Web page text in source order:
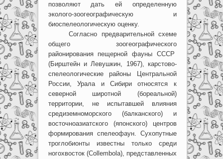
позволяют дать ей определенную
эколого-зоогеографическую и
биоспелеологическую оценку.
Согласно предварительной схеме
общего зоогеографического
районирования пещерной фауны СССР
(Бирштейн и Левушкин, 1967), карстово-
спелеологические районы Центральной
России, Урала и Сибири относятся к
северной широтной (бореальной)
территории, не испытавшей влияния
средиземноморского (балканского) и
восточноазиатского (японского) центров
формирования спелеофаун. Сухопутные
троглобионты известны только среди
ногохвосток (Collembola), представленных